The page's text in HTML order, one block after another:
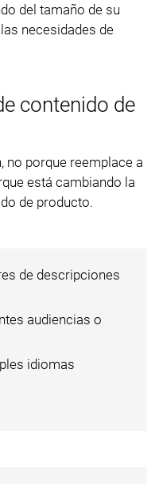
del tamaño de su
necesidades de
contenido de
no porque reemplace a
está cambiando la
de producto.
de descripciones
audiencias o
idiomas